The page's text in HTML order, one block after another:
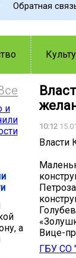
Обратная
а
10:12
Власти
Вице-
ГБУ СО